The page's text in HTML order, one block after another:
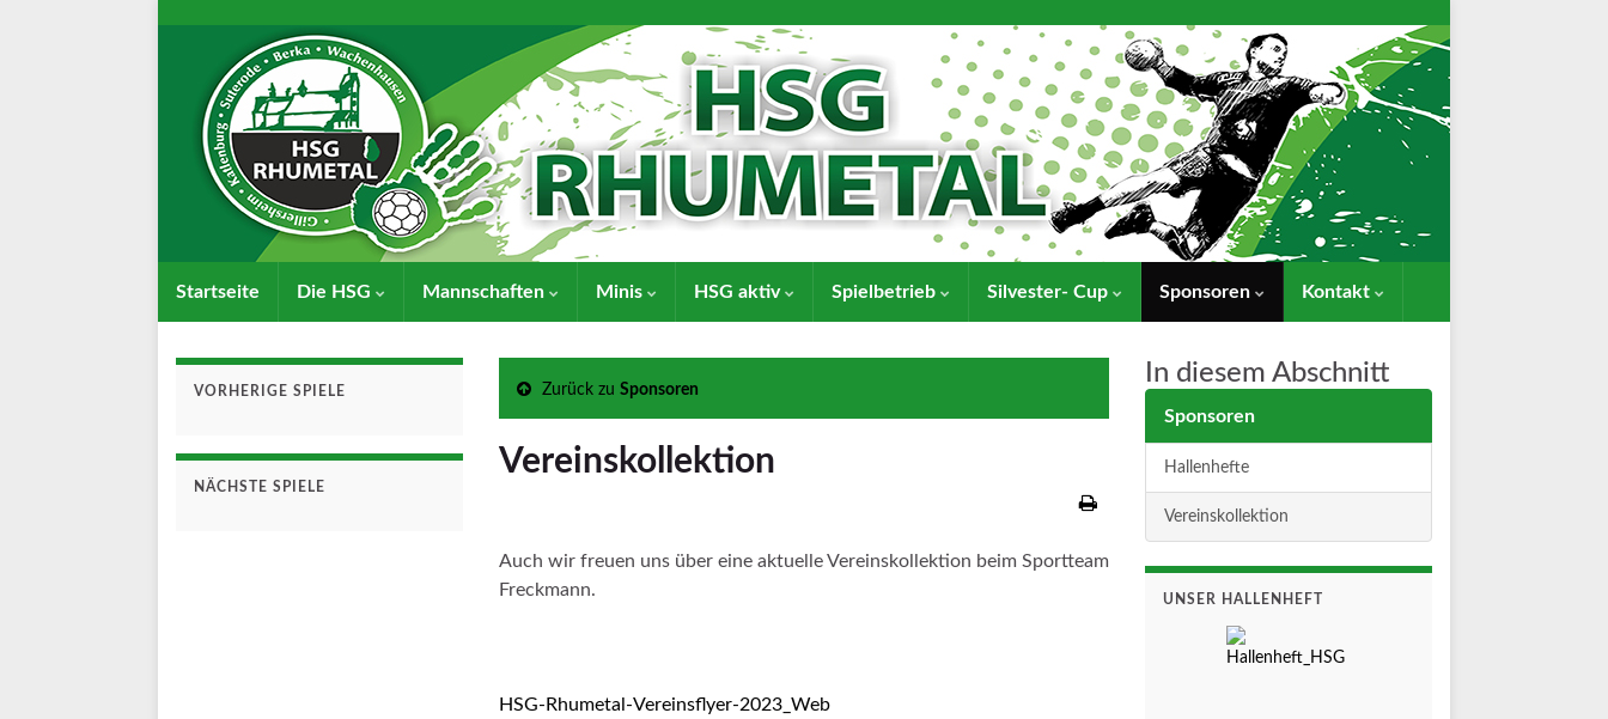
Startseite Die HSG Mannschaften Minis HSG aktiv Spielbetrieb Silvester- Cup Sponsoren Kontakt
Zurück zu Sponsoren
Vereinskollektion
Auch wir freuen uns über eine aktuelle Vereinskollektion beim Sportteam
Freckmann.
HSG-Rhumetal-Vereinsflyer-2023_Web
VORHERIGE SPIELE
NÄCHSTE SPIELE
In diesem Abschnitt
Sponsoren
Hallenhefte
Vereinskollektion
UNSER HALLENHEFT